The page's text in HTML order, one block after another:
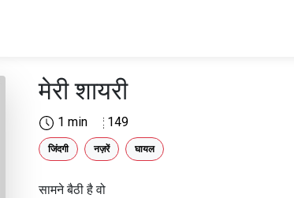
मेरी शायरी
1 min 149
जिंदगी नज़रें घायल
सामने बैठी है वो